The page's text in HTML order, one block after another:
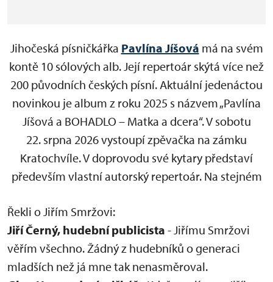
Jihočeská písničkářka Pavlína Jíšová má na svém
kontě 10 sólových alb. Její repertoár skýtá více než
200 původních českých písní. Aktuální jedenáctou
novinkou je album z roku 2025 s názvem „Pavlína
Jíšová a BOHADLO – Matka a dcera“. V sobotu
22. srpna 2026 vystoupí zpěvačka na zámku
Kratochvíle. V doprovodu své kytary představí
především vlastní autorský repertoár. Na stejném
je dvojnásobným držitelem ocenění Anděl
v kategorii folk. Písničkářský dvojkoncert vyvážený
mužskou a ženskou energií jistě přinese i společné
muzicírování. Jiří Smrž totiž v minulosti věnoval
Řekli o Jiřím Smržovi:
Jiří Černý, hudební publicista - Jiřímu Smržovi
věřím všechno. Žádný z hudebníků o generaci
mladších než já mne tak nenasměroval.